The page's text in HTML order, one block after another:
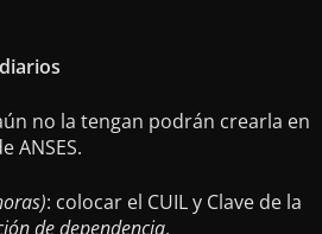
no la tengan podrán crearla en
ANSES.
: colocar el CUIL y Clave de la
de dependencia.